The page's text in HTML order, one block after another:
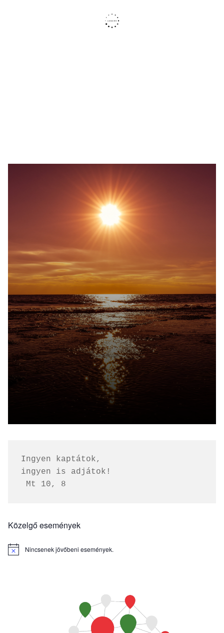
Ingyen kaptátok,
ingyen is adjátok!
Mt 10, 8
Közelgő események
Notice Nincsenek jövőbeni események.